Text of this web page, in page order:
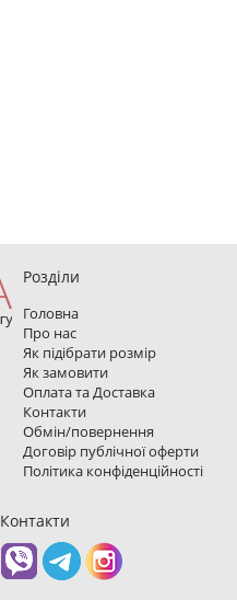
Розділи
Головна
Про нас
Як підібрати розмір
Як замовити
Оплата та Доставка
Контакти
Обмін/повернення
Договір публічної оферти
Політика конфіденційності
Контакти